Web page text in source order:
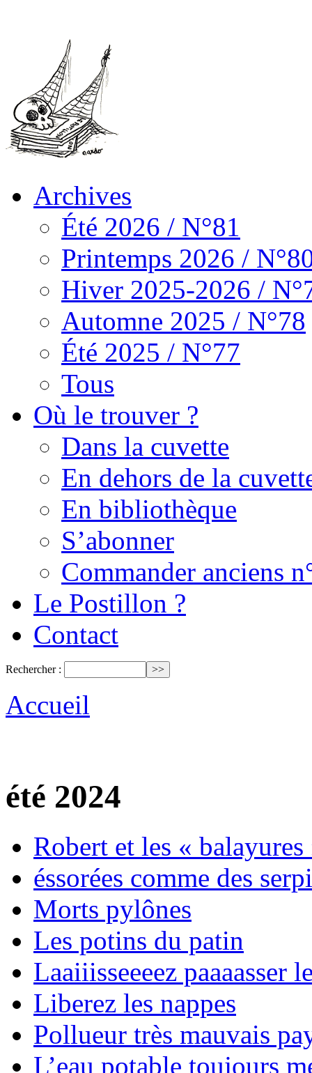
Archives
Été 2026 / N°81
Printemps 2026 /
Hiver 2025-2026 /
Automne 2025 / N°78
Été 2025 / N°77
Tous
Où le trouver ?
Dans la cuvette
En dehors de la
En bibliothèque
S’abonner
Commander anciens
Le Postillon ?
Contact
Rechercher :
Accueil
été 2024
Robert et les «
éssorées comme des
Morts pylônes
Les potins du patin
Laaiiisseeeez paaaasser
Liberez les nappes
Pollueur très mauvais
L’eau potable toujours